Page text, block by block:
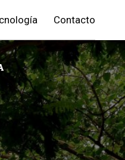
Contacto